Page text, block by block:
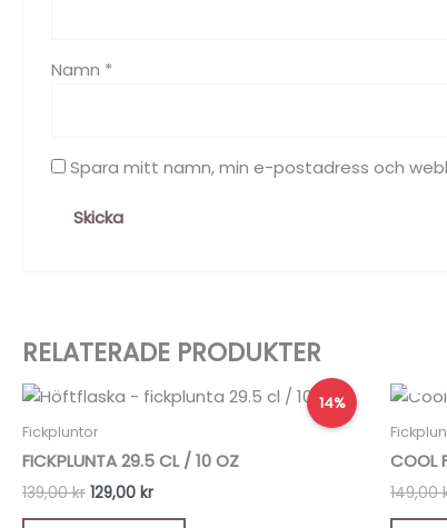
Namn *
Spara mitt namn, min e-postadress och
RELATERADE PRODUKTER
14%
Fickpluntor
FICKPLUNTA 29.5 CL / 10 OZ
139,00kr
Det
ursprungliga
priset
139,00 kr.
129,00 kr
Det
nuvarande
129,00 kr.
COOL
149,00